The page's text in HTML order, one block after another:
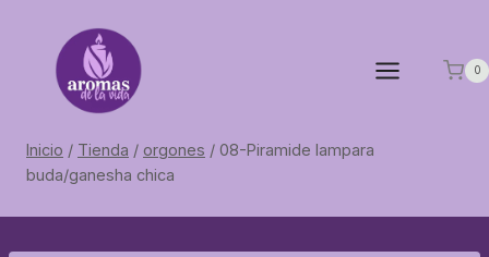
contenido
0
Inicio / Tienda / orgones / 08-Piramide lampara
buda/ganesha chica